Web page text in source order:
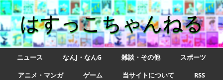
はすっこちゃんねる
ニュース なんJ・なんG 雑談・その他
スポーツ
アニメ・マンガ
ゲーム 当サイトについて RSS